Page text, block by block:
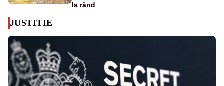
la rând
JUSTITIE